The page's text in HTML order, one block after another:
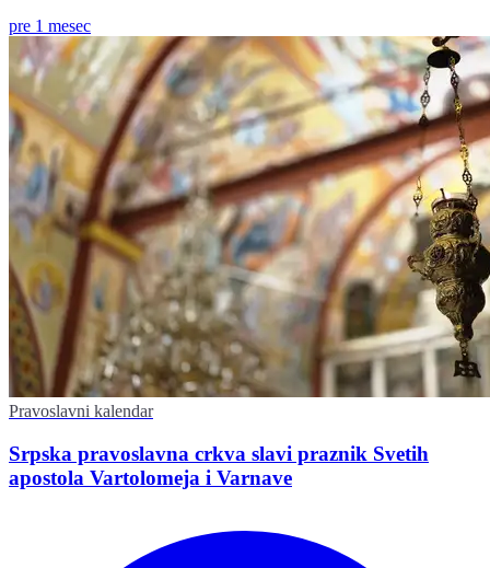
pre 1 mesec
Pravoslavni kalendar
Srpska pravoslavna crkva slavi praznik Svetih
apostola Vartolomeja i Varnave